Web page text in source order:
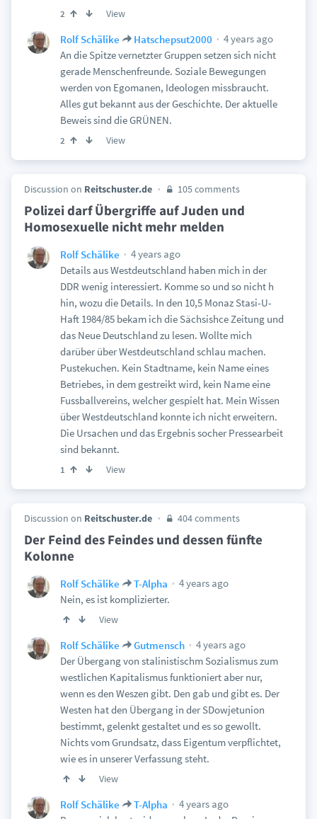
2 View
Rolf Schälike Hatschepsut2000
4 years ago
An die Spitze vernetzter Gruppen setzen sich nicht
gerade Menschenfreunde. Soziale Bewegungen
werden von Egomanen, Ideologen missbraucht.
Alles gut bekannt aus der Geschichte. Der aktuelle
Beweis sind die GRÜNEN.
2 View
Discussion on Reitschuster.de 105 comments
Polizei darf Übergriffe auf Juden und
Homosexuelle nicht mehr melden
Rolf Schälike
4 years ago
Details aus Westdeutschland haben mich in der
DDR wenig interessiert. Komme so und so nicht h
hin, wozu die Details. In den 10,5 Monaz Stasi-U-
Haft 1984/85 bekam ich die Sächsishce Zeitung und
das Neue Deutschland zu lesen. Wollte mich
darüber über Westdeutschland schlau machen.
Pustekuchen. Kein Stadtname, kein Name eines
Betriebes, in dem gestreikt wird, kein Name eine
Fussballvereins, welcher gespielt hat. Mein Wissen
über Westdeutschland konnte ich nicht erweitern.
Die Ursachen und das Ergebnis socher Pressearbeit
sind bekannt.
1 View
Discussion on Reitschuster.de 404 comments
Der Feind des Feindes und dessen fünfte
Kolonne
Rolf Schälike T-Alpha
4 years ago
Nein, es ist komplizierter.
View
Rolf Schälike Gutmensch
4 years ago
Der Übergang von stalinistischm Sozialismus zum
westlichen Kapitalismus funktioniert aber nur,
wenn es den Weszen gibt. Den gab und gibt es. Der
Westen hat den Übergang in der SDowjetunion
bestimmt, gelenkt gestaltet und es so gewollt.
Nichts vom Grundsatz, dass Eigentum verpflichtet,
wie es in unserer Verfassung steht.
View
Rolf Schälike T-Alpha
4 years ago